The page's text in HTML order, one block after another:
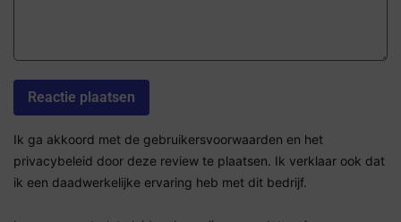
Ik ga akkoord met de gebruikersvoorwaarden en het
privacybeleid door deze review te plaatsen. Ik verklaar ook dat
ik een daadwerkelijke ervaring heb met dit bedrijf.